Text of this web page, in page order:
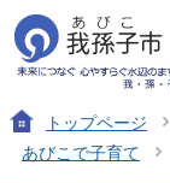
トップページ
あびこで子育て